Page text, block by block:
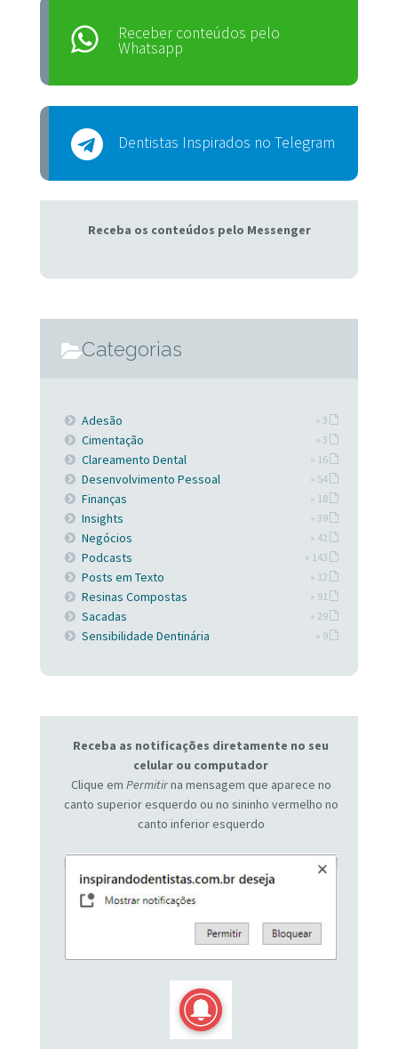
Receber conteúdos pelo
Whatsapp
Dentistas Inspirados no Telegram
Receba os conteúdos pelo Messenger
Categorias
Adesão » 3
Cimentação » 3
Clareamento Dental » 16
Desenvolvimento Pessoal » 54
Finanças » 18
Insights » 39
Negócios » 42
Podcasts » 143
Posts em Texto » 12
Resinas Compostas » 91
Sacadas » 29
Sensibilidade Dentinária » 9
Receba as notificações diretamente no seu
celular ou computador
Clique em Permitirna mensagem que aparece no
canto superior esquerdo ou no sininho vermelho no
canto inferior esquerdo